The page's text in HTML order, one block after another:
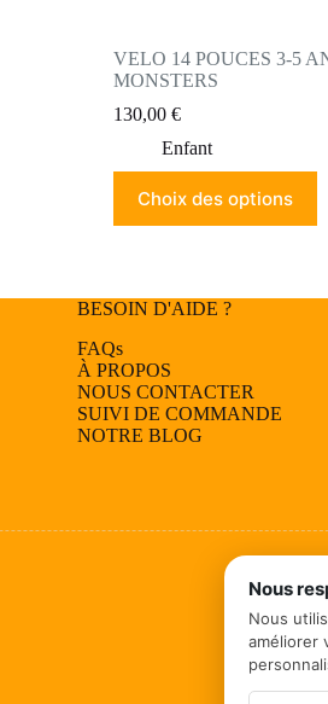
VELO 14 POUCES 3-5
MONSTERS
130,00 €
Enfant
Choix des options
produit
a
options
être
choisies
sur
la
page
BESOIN D'AIDE ?
FAQs
À PROPOS
NOUS CONTACTER
SUIVI DE COMMANDE
NOTRE BLOG
Nous
Nous
améliorer